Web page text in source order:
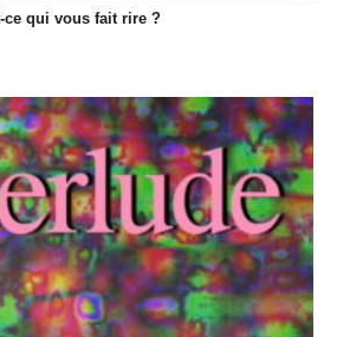
ce qui vous fait rire ?